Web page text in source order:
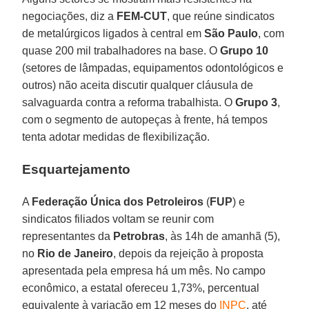
negociações, diz a FEM-CUT, que reúne sindicatos
de metalúrgicos ligados à central emSão Paulo, com
quase 200 mil trabalhadores na base. OGrupo 10
(setores de lâmpadas, equipamentos odontológicos e
outros) não aceita discutir qualquer cláusula de
salvaguarda contra a reforma trabalhista. OGrupo 3,
com o segmento de autopeças à frente, há tempos
tenta adotar medidas de flexibilização.
Esquartejamento
A Federação Única dos Petroleiros (FUP) e
sindicatos filiados voltam se reunir com
representantes da Petrobras, às 14h de amanhã (5),
no Rio de Janeiro, depois da rejeição à proposta
apresentada pela empresa há um mês. No campo
econômico, a estatal ofereceu 1,73%, percentual
equivalente à variação em 12 meses do INPC, até